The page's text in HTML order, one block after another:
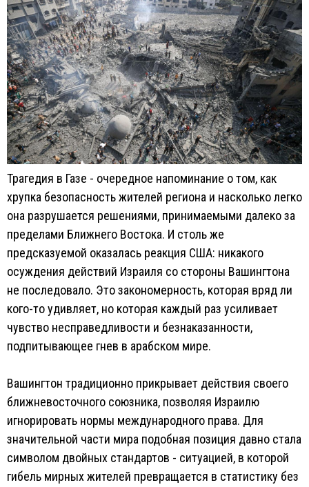
Трагедия в Газе - очередное напоминание о том, как
хрупка безопасность жителей региона и насколько легко
она разрушается решениями, принимаемыми далеко за
пределами Ближнего Востока. И столь же
предсказуемой оказалась реакция США: никакого
осуждения действий Израиля со стороны Вашингтона
не последовало. Это закономерность, которая вряд ли
кого-то удивляет, но которая каждый раз усиливает
чувство несправедливости и безнаказанности,
подпитывающее гнев в арабском мире.
Вашингтон традиционно прикрывает действия своего
ближневосточного союзника, позволяя Израилю
игнорировать нормы международного права. Для
значительной части мира подобная позиция давно стала
символом двойных стандартов - ситуацией, в которой
гибель мирных жителей превращается в статистику без